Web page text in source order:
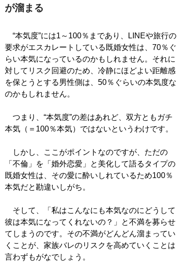
が溜まる
“本気度”には1～100％まであり、LINEや旅行の
要求がエスカレートしている既婚女性は、70％ぐ
らい本気になっているのかもしれません。それに
対してリスク回避のため、冷静にほどよい距離感
を保とうとする男性側は、50％ぐらいの本気度な
のかもしれません。
つまり、“本気度”の差はあれど、双方ともガチ
本気（＝100％本気）ではないというわけです。
しかし、ここがポイントなのですが、ただの
「不倫」を「婚外恋愛」と美化して語るタイプの
既婚女性は、その愛に酔いしれているため100％
本気だと勘違いしがち。
そして、「私はこんなにも本気なのにどうして
彼は本気になってくれないの？」と不満を募らせ
てしまうのです。その不満がどんどん溜まってい
くことが、家族バレのリスクを高めていくことは
言わずもがなでしょう。